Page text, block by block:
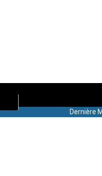
Dernière